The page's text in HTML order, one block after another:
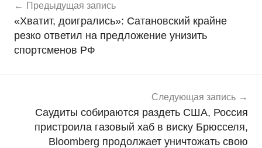
о
в
о
с
по
записям
Предыдущая запись
«Хватит, доигрались»: Сатановский крайне
резко ответил на предложение унизить
спортсменов РФ
Следующая запись
Саудиты собираются раздеть СШA, Россия
пристроила газовый хаб в виску Брюсселя,
Bloomberg продолжает уничтожать свою